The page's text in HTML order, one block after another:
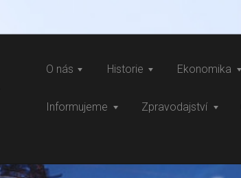
O nás Historie Ekonomika
Informujeme Zpravodajství